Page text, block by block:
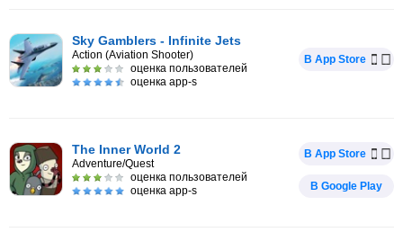
Sky Gamblers - Infinite Jets
Action (Aviation Shooter)
оценка пользователей
оценка app-s
В App Store
The Inner World 2
Adventure/Quest
оценка пользователей
оценка app-s
В App Store
В Google Play